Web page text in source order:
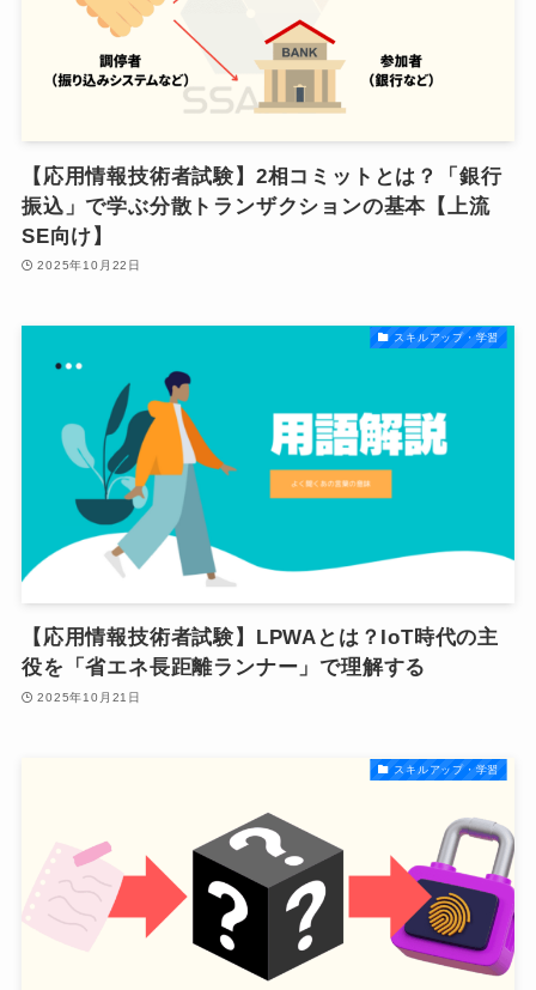
【応用情報技術者試験】2相コミットとは？「銀行
振込」で学ぶ分散トランザクションの基本【上流
SE向け】
2025年10月22日
スキルアップ・学習
【応用情報技術者試験】LPWAとは？IoT時代の主
役を「省エネ長距離ランナー」で理解する
2025年10月21日
スキルアップ・学習